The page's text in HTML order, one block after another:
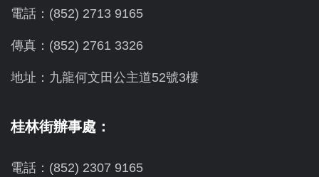
電話：(852) 2713 9165
傳真：(852) 2761 3326
地址：九龍何文田公主道52號3樓
桂林街辦事處：
電話：(852) 2307 9165